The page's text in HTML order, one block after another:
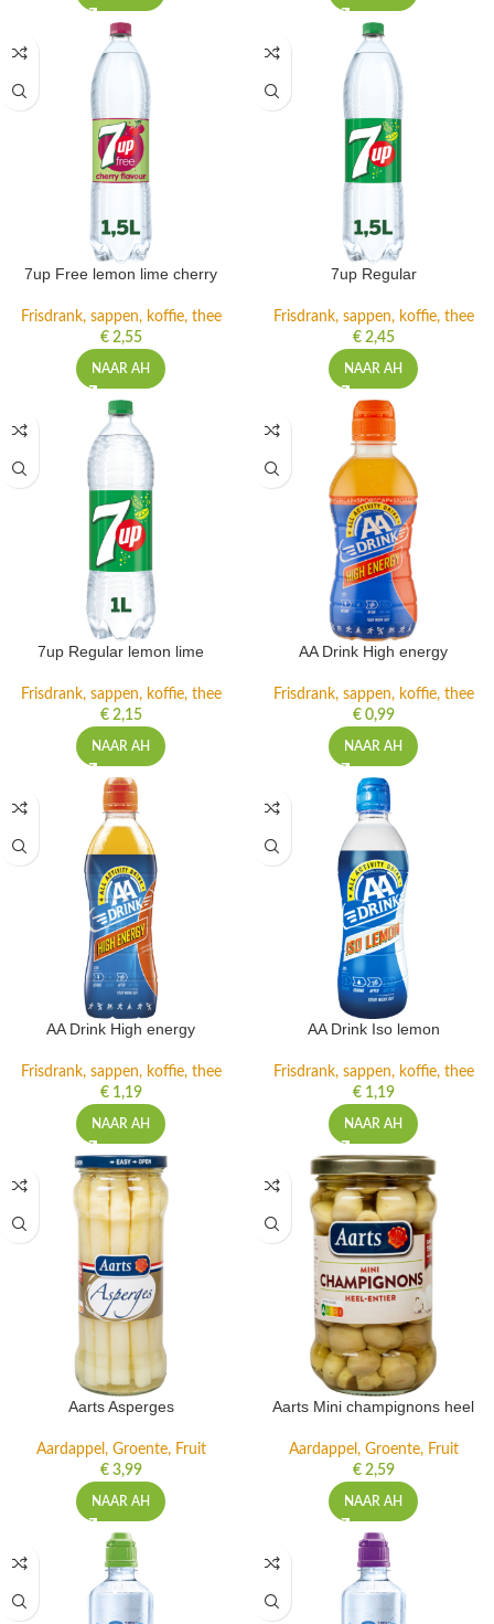
7up Free lemon lime cherry
Frisdrank, sappen, koffie, thee
€2,55
NAAR AH
7up Regular
Frisdrank, sappen, koffie, thee
€2,45
NAAR AH
7up Regular lemon lime
Frisdrank, sappen, koffie, thee
€2,15
NAAR AH
AA Drink High energy
Frisdrank, sappen, koffie, thee
€0,99
NAAR AH
AA Drink High energy
Frisdrank, sappen, koffie, thee
€1,19
NAAR AH
AA Drink Iso lemon
Frisdrank, sappen, koffie, thee
€1,19
NAAR AH
Aarts Asperges
Aardappel, Groente, Fruit
€3,99
NAAR AH
Aarts Mini champignons heel
Aardappel, Groente, Fruit
€2,59
NAAR AH